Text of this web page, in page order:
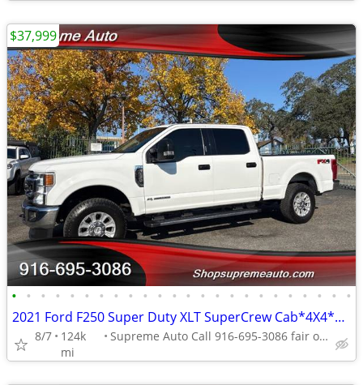
• • • • • • • • • • • • • • • • • • • • • • • •
2021 Ford F250 Super Duty XLT SuperCrew Cab*4X4*Tow Package*Rear Camer
8/7
124k
mi
Supreme Auto Call 916-695-3086 fair oaks
$37,999